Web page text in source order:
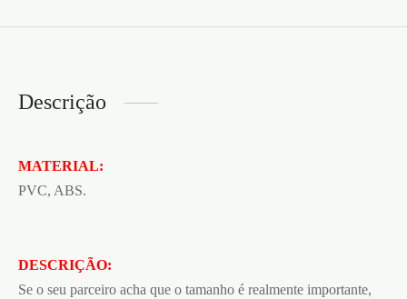
Descrição
MATERIAL:
PVC, ABS.
DESCRIÇÃO:
Se o seu parceiro acha que o tamanho é realmente importante,